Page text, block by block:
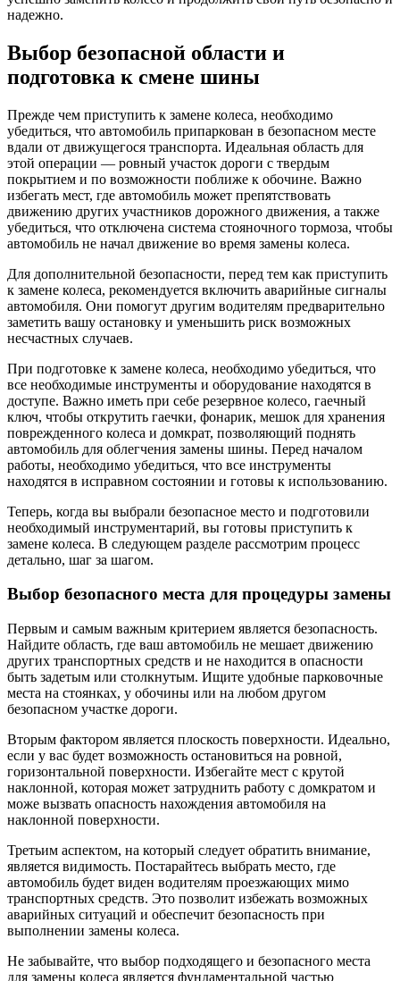
надежно.
Выбор безопасной области и
подготовка к смене шины
Прежде чем приступить к замене колеса, необходимо
убедиться, что автомобиль припаркован в безопасном месте
вдали от движущегося транспорта. Идеальная область для
этой операции — ровный участок дороги с твердым
покрытием и по возможности поближе к обочине. Важно
избегать мест, где автомобиль может препятствовать
движению других участников дорожного движения, а также
убедиться, что отключена система стояночного тормоза, чтобы
автомобиль не начал движение во время замены колеса.
Для дополнительной безопасности, перед тем как приступить
к замене колеса, рекомендуется включить аварийные сигналы
автомобиля. Они помогут другим водителям предварительно
заметить вашу остановку и уменьшить риск возможных
несчастных случаев.
При подготовке к замене колеса, необходимо убедиться, что
все необходимые инструменты и оборудование находятся в
доступе. Важно иметь при себе резервное колесо, гаечный
ключ, чтобы открутить гаечки, фонарик, мешок для хранения
поврежденного колеса и домкрат, позволяющий поднять
автомобиль для облегчения замены шины. Перед началом
работы, необходимо убедиться, что все инструменты
находятся в исправном состоянии и готовы к использованию.
Теперь, когда вы выбрали безопасное место и подготовили
необходимый инструментарий, вы готовы приступить к
замене колеса. В следующем разделе рассмотрим процесс
детально, шаг за шагом.
Выбор безопасного места для процедуры замены
Первым и самым важным критерием является безопасность.
Найдите область, где ваш автомобиль не мешает движению
других транспортных средств и не находится в опасности
быть задетым или столкнутым. Ищите удобные парковочные
места на стоянках, у обочины или на любом другом
безопасном участке дороги.
Вторым фактором является плоскость поверхности. Идеально,
если у вас будет возможность остановиться на ровной,
горизонтальной поверхности. Избегайте мест с крутой
наклонной, которая может затруднить работу с домкратом и
може вызвать опасность нахождения автомобиля на
наклонной поверхности.
Третьим аспектом, на который следует обратить внимание,
является видимость. Постарайтесь выбрать место, где
автомобиль будет виден водителям проезжающих мимо
транспортных средств. Это позволит избежать возможных
аварийных ситуаций и обеспечит безопасность при
выполнении замены колеса.
Не забывайте, что выбор подходящего и безопасного места
для замены колеса является фундаментальной частью